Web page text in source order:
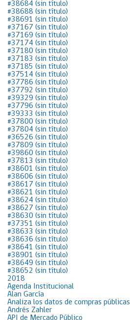
#38684 (sin título)
#38688 (sin título)
#38691 (sin título)
#37167 (sin título)
#37169 (sin título)
#37174 (sin título)
#37180 (sin título)
#37183 (sin título)
#37185 (sin título)
#37514 (sin título)
#37786 (sin título)
#37792 (sin título)
#39329 (sin título)
#37796 (sin título)
#39333 (sin título)
#37800 (sin título)
#37804 (sin título)
#36526 (sin título)
#37809 (sin título)
#39860 (sin título)
#37813 (sin título)
#38601 (sin título)
#38606 (sin título)
#38617 (sin título)
#38621 (sin título)
#38624 (sin título)
#38627 (sin título)
#38630 (sin título)
#37351 (sin título)
#38633 (sin título)
#38636 (sin título)
#38641 (sin título)
#38901 (sin título)
#38649 (sin título)
#38652 (sin título)
2018
Agenda Institucional
Alan García
Analiza los datos de compras públicas
Andrés Zahler
API de Mercado Público